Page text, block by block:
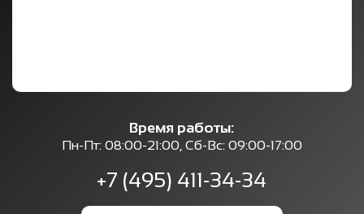
Время работы:
Пн-Пт: 08:00-21:00, Сб-Вс: 09:00-17:00
+7 (495) 411-34-34